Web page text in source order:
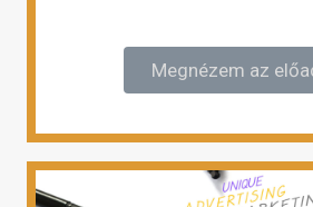
Megnézem az